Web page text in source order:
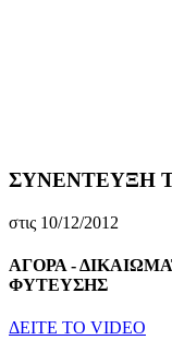
ΣΥΝΕΝΤΕΥΞΗ
στις 10/12/2012
ΑΓΟΡΑ -
ΦΥΤΕΥΣΗΣ
ΔEITE TO VIDEO